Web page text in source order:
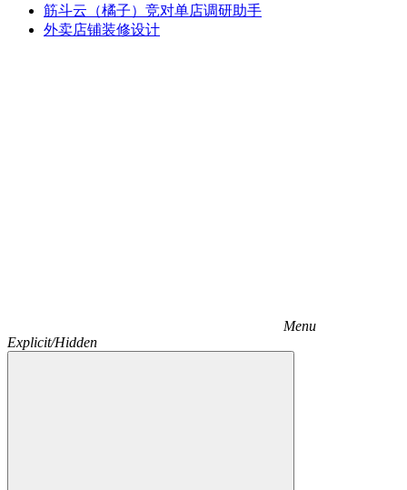
筋斗云（橘子）竞对单店调研助手
外卖店铺装修设计
Menu
Explicit/Hidden